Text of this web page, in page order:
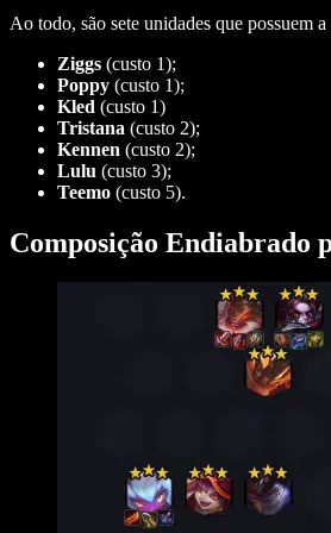
Ao todo, são sete unidades que possuem
Ziggs (custo 1);
Poppy (custo 1);
Kled (custo 1)
Tristana (custo 2);
Kennen (custo 2);
Lulu (custo 3);
Teemo (custo 5).
Composição Endiabrado